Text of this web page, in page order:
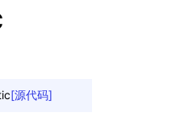
[源代码]